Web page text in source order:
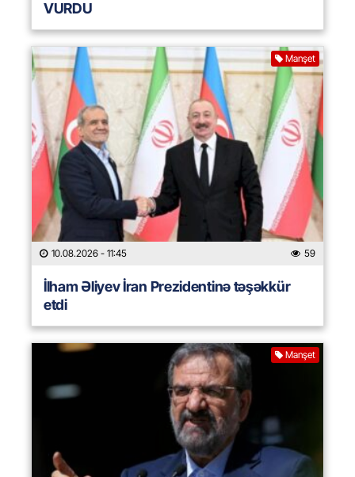
VURDU
Manşet
10.08.2026 - 11:45 59
İlham Əliyev İran Prezidentinə təşəkkür
etdi
Manşet